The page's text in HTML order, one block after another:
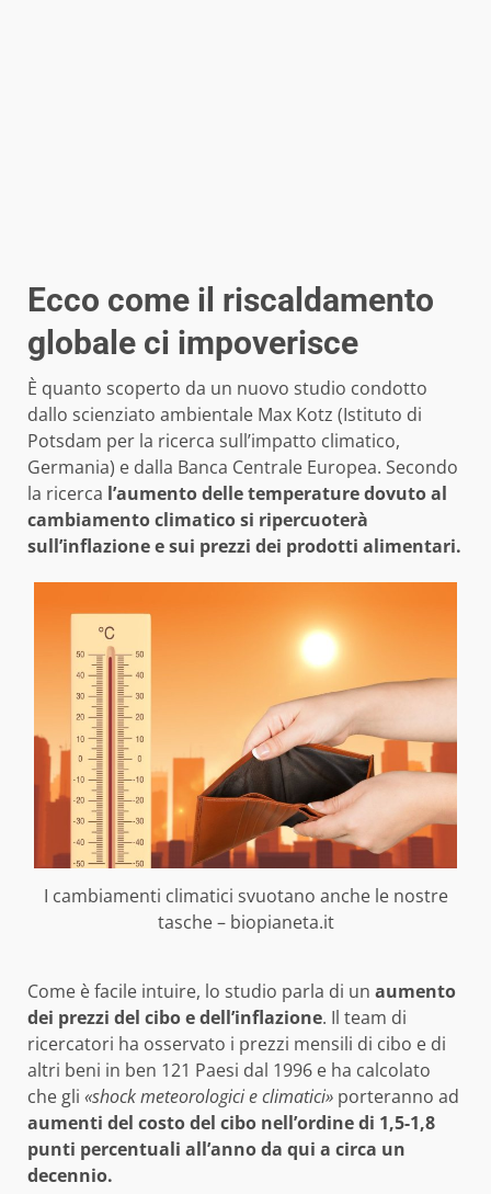
Ecco come il riscaldamento
globale ci impoverisce
È quanto scoperto da un nuovo studio condotto
dallo scienziato ambientale Max Kotz (Istituto di
Potsdam per la ricerca sull’impatto climatico,
Germania) e dalla Banca Centrale Europea. Secondo
la ricerca l’aumento delle temperature dovuto al
cambiamento climatico si ripercuoterà
sull’inflazione e sui prezzi dei prodotti alimentari.
I cambiamenti climatici svuotano anche le nostre
tasche – biopianeta.it
Come è facile intuire, lo studio parla di un aumento
dei prezzi del cibo e dell’inflazione. Il team di
ricercatori ha osservato i prezzi mensili di cibo e di
altri beni in ben 121 Paesi dal 1996 e ha calcolato
che gli «shock meteorologici e climatici» porteranno ad
aumenti del costo del cibo nell’ordine di 1,5-1,8
punti percentuali all’anno da qui a circa un
decennio.